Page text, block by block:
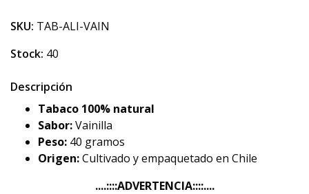
SKU: TAB-ALI-VAIN
Stock: 40
Descripción
Tabaco 100% natural
Sabor:Vainilla
Peso: 40 gramos
Origen:Cultivado y empaquetado en Chile
....::::ADVERTENCIA::::....